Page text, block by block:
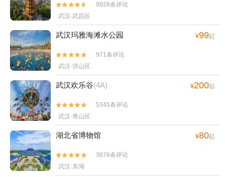


9928条评论
武汉·武昌区
武汉玛雅海滩水公园 ¥99起


971条评论
武汉·洪山区
武汉欢乐谷(4A) ¥200起


5345条评论
武汉·青山区
湖北省博物馆 ¥80起


3678条评论
武汉·东湖